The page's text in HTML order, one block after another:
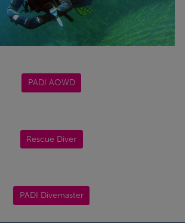
PADI AOWD
Rescue Diver
PADI Divemaster